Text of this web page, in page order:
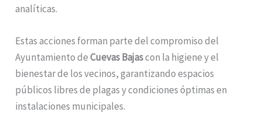
analíticas.
Estas acciones forman parte del compromiso del
Ayuntamiento deCuevas Bajascon la higiene y el
bienestar de los vecinos, garantizando espacios
públicos libres de plagas y condiciones óptimas en
instalaciones municipales.